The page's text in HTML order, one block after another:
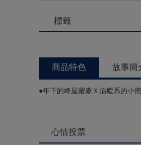
標籤
商品特色 故事簡
●年下的峰屋蜜彥Ｘ治癒系的小
心情投票